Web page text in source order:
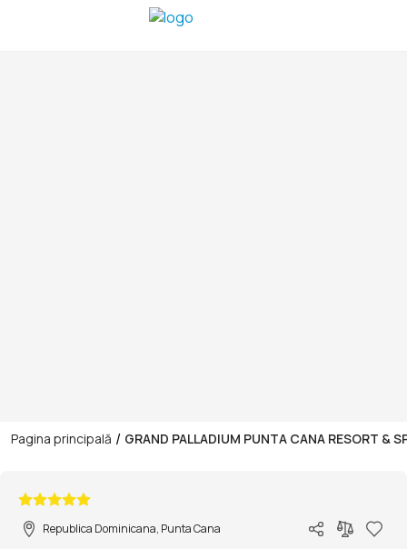
Pagina principală / GRAND PALLADIUM PUNTA CANA RESORT &
Republica Dominicana, Punta Cana